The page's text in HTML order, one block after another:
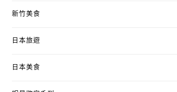
新竹美食
日本旅遊
日本美食